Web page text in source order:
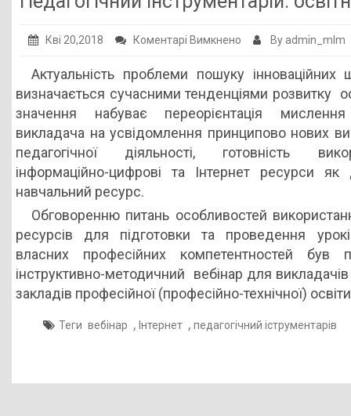
Публічна інформація
Заклади ПТО
Оголошення
НМЦ ПТО України
Кві 20,2018 Коментарі Вимкнено до
інструментарій:
освітні
можливості
Інтернету
By admin_mlm
Актуальність проблеми пошуку інноваційних
визначається сучасними тенденціями розвитку
значення набуває переорієнтація
викладача на усвідомлення принципово нових
педагогічної діяльності, готовність
інформаційно-цифрові та Інтернет ресурси як
навчальний ресурс.
Обговоренню питань особливостей
ресурсів для підготовки та проведення
власних професійних компетентностей був
інструктивно-методичний вебінар для
закладів професійної (професійно-технічної)
Теги вебінар , Інтернет , педагогічний іструментарів